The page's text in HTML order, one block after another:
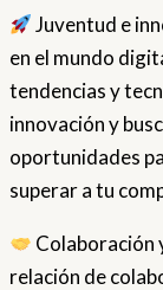
Juventud e
en el mundo
tendencias y
innovación y
oportunidades
superar a tu
Colaboración
relación de